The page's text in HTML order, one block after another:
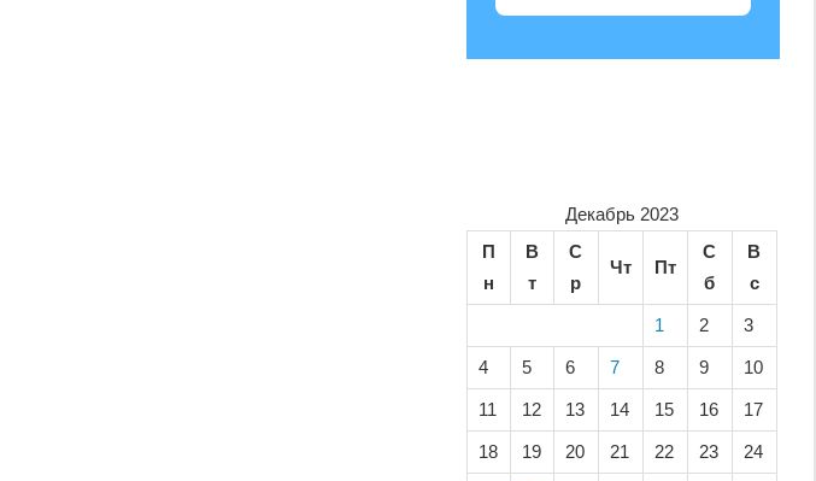
Декабрь 2023
П
н
В
т
С
р
Чт Пт
С
б
В
с
1 2 3
4 5 6 7 8 9 10
11 12 13 14 15 16 17
18 19 20 21 22 23 24